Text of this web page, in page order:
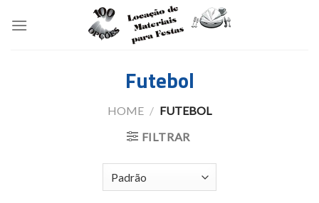
Futebol
HOME / FUTEBOL
FILTRAR